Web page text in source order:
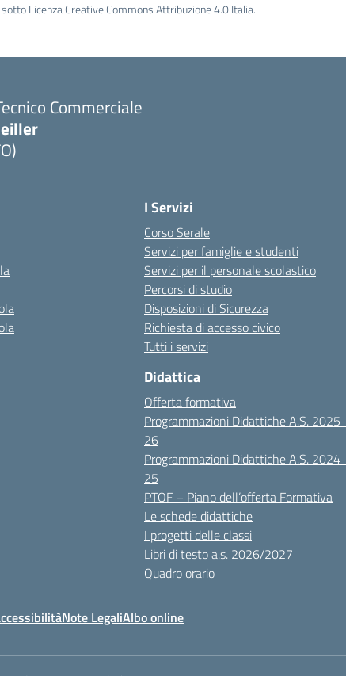
Licenza Creative Commons Attribuzione 4.0 Italia.
Commerciale
I Servizi
Corso Serale
Servizi per famiglie e studenti
Servizi per il personale scolastico
Percorsi di studio
Disposizioni di Sicurezza
Richiesta di accesso civico
Tutti i servizi
Didattica
Offerta formativa
Programmazioni Didattiche A.S. 2025-
26
Programmazioni Didattiche A.S. 2024-
25
PTOF – Piano dell’offerta Formativa
Le schede didattiche
I progetti delle classi
Libri di testo a.s. 2026/2027
Quadro orario
Note LegaliAlbo online